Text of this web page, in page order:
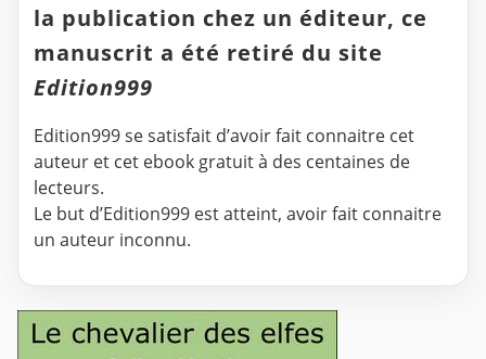
la publication chez un éditeur, ce
manuscrit a été retiré du site
Edition999
Edition999 se satisfait d’avoir fait connaitre cet
auteur et cet ebook gratuit à des centaines de
lecteurs.
Le but d’Edition999 est atteint, avoir fait connaitre
un auteur inconnu.